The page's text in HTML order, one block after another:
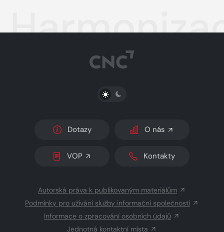
PŘEPNOUT SVĚTLÝ/TMAVÝ REŽIM
Dotazy O nás
VOP Kontakty
Autorská práva k publikovaným materiálům
Podmínky pro užívání služby informační společnosti
Informace o zpracování osobních údajů
Jednotná kontaktní místa